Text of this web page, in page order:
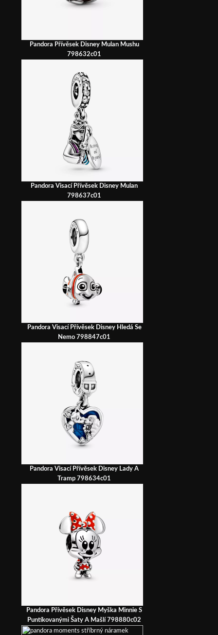
Pandora Přívěsek Disney Mulan Mushu
798632c01
Pandora Visací Přívěsek Disney Mulan
798637c01
Pandora Visací Přívěsek Disney Hledá Se
Nemo 798847c01
Pandora Visací Přívěsek Disney Lady A
Tramp 798634c01
Pandora Přívěsek Disney Myška Minnie S
Puntíkovanými Šaty A Mašlí 798880c02